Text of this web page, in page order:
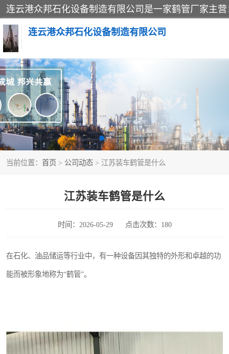
连云港众邦石化设备制造有限公司
当前位置： 首页 > 公司动态 > 江苏装车鹤管是什么
江苏装车鹤管是什么
时间：2026-05-29 点击次数：180
在石化、油品储运等行业中，有一种设备因其独特的外形和卓越的功
能而被形象地称为“鹤管”。
鹤管
底部装卸鹤管
液氨鹤管
鹤管配件